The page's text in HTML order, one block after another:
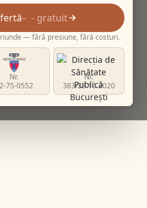
- gratuit
— fără presiune, fără costuri.
Nr.
75-0552
Nr.
383/23.10.2020